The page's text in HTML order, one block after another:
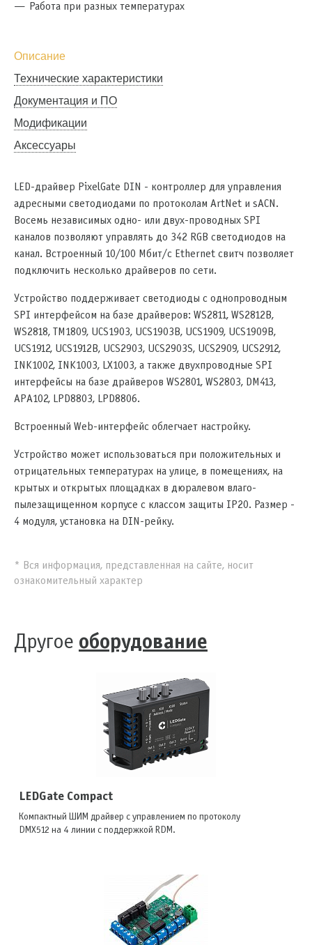
Работа при разных температурах
Описание
Технические характеристики
Документация и ПО
Модификации
Аксессуары
LED-драйвер PixelGate DIN - контроллер для управления
адресными светодиодами по протоколам ArtNet и sACN.
Восемь независимых одно- или двух-проводных SPI
каналов позволяют управлять до 342 RGB светодиодов на
канал. Встроенный 10/100 Мбит/с Ethernet свитч позволяет
подключить несколько драйверов по сети.
Устройство поддерживает светодиоды с однопроводным
SPI интерфейсом на базе драйверов: WS2811, WS2812B,
WS2818, TM1809, UCS1903, UCS1903B, UCS1909, UCS1909B,
UCS1912, UCS1912B, UCS2903, UCS2903S, UCS2909, UCS2912,
INK1002, INK1003, LX1003, а также двухпроводные SPI
интерфейсы на базе драйверов WS2801, WS2803, DM413,
APA102, LPD8803, LPD8806.
Встроенный Web-интерфейс облегчает настройку.
Устройство может использоваться при положительных и
отрицательных температурах на улице, в помещениях, на
крытых и открытых площадках в дюралевом влаго-
пылезащищенном корпусе с классом защиты IP20. Размер -
4 модуля, установка на DIN-рейку.
* Вся информация, представленная на сайте, носит
ознакомительный характер
Другое оборудование
LEDGate Compact
Компактный ШИМ драйвер с управлением по протоколу
DMX512 на 4 линии с поддержкой RDM.